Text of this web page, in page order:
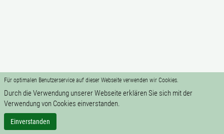
Für optimalen Benutzerservice auf dieser Webseite verwenden wir Cookies.
Durch die Verwendung unserer Webseite erklären Sie sich mit der
Verwendung von Cookies einverstanden.
Einverstanden